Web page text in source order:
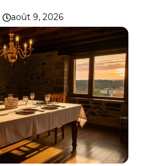
août 9, 2026